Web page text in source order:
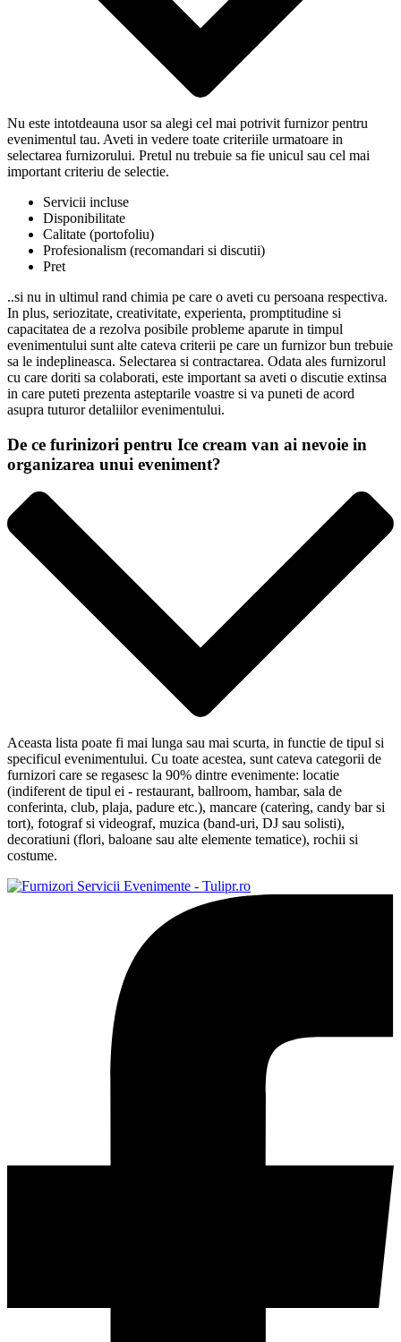
Nu este intotdeauna usor sa alegi cel mai potrivit furnizor pentru
evenimentul tau. Aveti in vedere toate criteriile urmatoare in
selectarea furnizorului. Pretul nu trebuie sa fie unicul sau cel mai
important criteriu de selectie.
Servicii incluse
Disponibilitate
Calitate (portofoliu)
Profesionalism (recomandari si discutii)
Pret
..si nu in ultimul rand chimia pe care o aveti cu persoana respectiva.
In plus, seriozitate, creativitate, experienta, promptitudine si
capacitatea de a rezolva posibile probleme aparute in timpul
evenimentului sunt alte cateva criterii pe care un furnizor bun trebuie
sa le indeplineasca. Selectarea si contractarea. Odata ales furnizorul
cu care doriti sa colaborati, este important sa aveti o discutie extinsa
in care puteti prezenta asteptarile voastre si va puneti de acord
asupra tuturor detaliilor evenimentului.
De ce furinizori pentru Ice cream van ai nevoie in
organizarea unui eveniment?
Aceasta lista poate fi mai lunga sau mai scurta, in functie de tipul si
specificul evenimentului. Cu toate acestea, sunt cateva categorii de
furnizori care se regasesc la 90% dintre evenimente: locatie
(indiferent de tipul ei - restaurant, ballroom, hambar, sala de
conferinta, club, plaja, padure etc.), mancare (catering, candy bar si
tort), fotograf si videograf, muzica (band-uri, DJ sau solisti),
decoratiuni (flori, baloane sau alte elemente tematice), rochii si
costume.